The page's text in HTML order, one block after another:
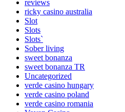
reviews
ricky casino australia
Slot
Slots
Slots`
Sober living
sweet bonanza
sweet bonanza TR
Uncategorized
verde casino hungary
verde casino poland
verde casino romania